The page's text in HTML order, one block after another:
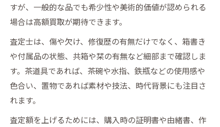
すが、一般的な品でも希少性や美術的価値が認められる
場合は高額買取が期待できます。
査定士は、傷や欠け、修復歴の有無だけでなく、箱書き
や付属品の状態、共箱や栞の有無など細部まで確認しま
す。茶道具であれば、茶碗や水指、鉄瓶などの使用感や
色合い、置物であれば素材や技法、時代背景にも注目さ
れます。
査定額を上げるためには、購入時の証明書や由緒書、作